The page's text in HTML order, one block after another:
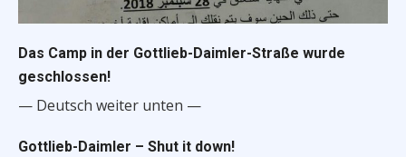
Das Camp in der Gottlieb-Daimler-Straße wurde
geschlossen!
— Deutsch weiter unten —
Gottlieb-Daimler – Shut it down!